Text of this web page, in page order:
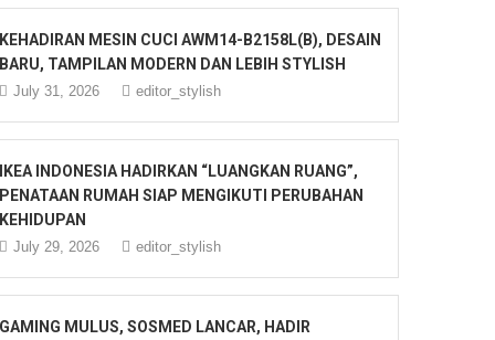
MESIN CUCI AWM14-B2158L(B), DESAIN
TAMPILAN MODERN DAN LEBIH STYLISH
July 31, 2026 editor_stylish
INDONESIA HADIRKAN “LUANGKAN RUANG”,
RUMAH SIAP MENGIKUTI PERUBAHAN
July 29, 2026 editor_stylish
MULUS, SOSMED LANCAR, HADIR